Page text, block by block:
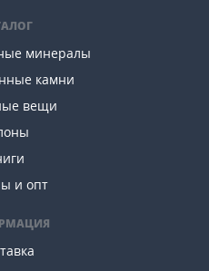
минералы
камни
вещи
и опт